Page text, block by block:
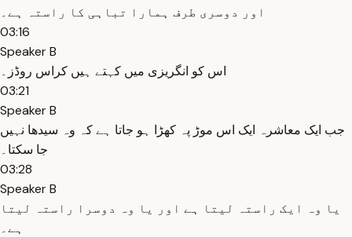
اور دوسری طرف ہمارا تباہی کا راستہ ہے۔
03:16
Speaker B
اس کو انگریزی میں کہتے ہیں کراس روڈز۔
03:21
Speaker B
جب ایک معاشرہ ایک اس موڑ پہ کھڑا ہو جاتا ہے کہ وہ سیدھا نہیں
جا سکتا۔
03:28
Speaker B
یا وہ ایک راستہ لیتا ہے اور یا وہ دوسرا راستہ لیتا
ہے۔